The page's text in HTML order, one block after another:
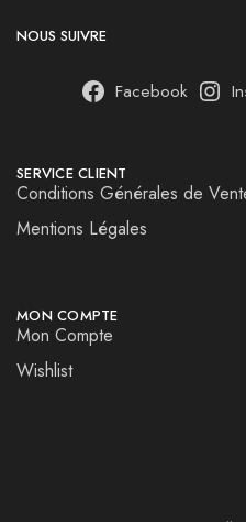
NOUS SUIVRE
Facebook
SERVICE CLIENT
Conditions Générales de
Mentions Légales
MON COMPTE
Mon Compte
Wishlist